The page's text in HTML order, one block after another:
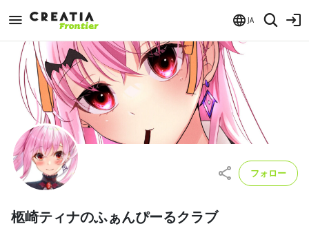
JA
柩崎ティナのふぁんぴーるクラブ
フォロー